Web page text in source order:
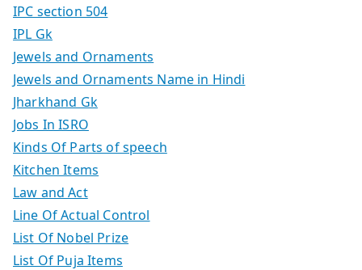
IPC section 504
IPL Gk
Jewels and Ornaments
Jewels and Ornaments Name in Hindi
Jharkhand Gk
Jobs In ISRO
Kinds Of Parts of speech
Kitchen Items
Law and Act
Line Of Actual Control
List Of Nobel Prize
List Of Puja Items